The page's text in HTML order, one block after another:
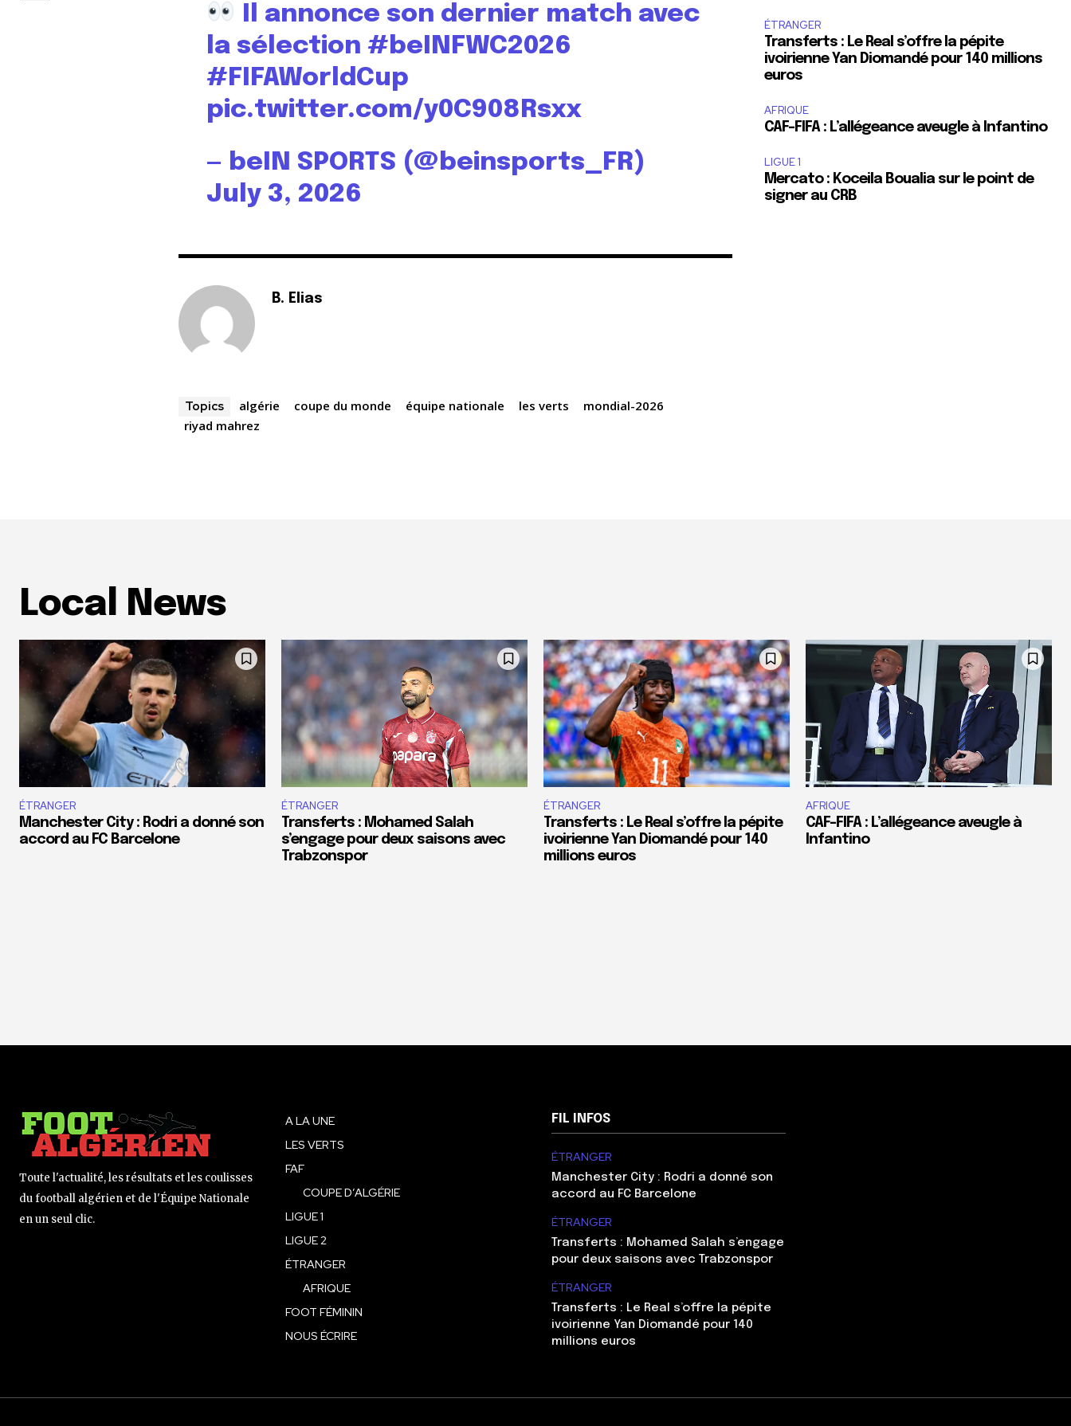
Il annonce son dernier match avec
la sélection #beINFWC2026
#FIFAWorldCup
pic.twitter.com/y0C908Rsxx
— beIN SPORTS (@beinsports_FR)
July 3, 2026
B. Elias
Topics algérie coupe du monde équipe nationale les verts
mondial-2026
riyad mahrez
ÉTRANGER
Transferts : Le Real s’offre la pépite
ivoirienne Yan Diomandé pour 140 millions
euros
AFRIQUE
CAF-FIFA : L’allégeance aveugle à Infantino
LIGUE 1
Mercato : Koceila Boualia sur le point de
signer au CRB
Local News
ÉTRANGER
Manchester City : Rodri a donné son
accord au FC Barcelone
ÉTRANGER
Transferts : Mohamed Salah
s’engage pour deux saisons avec
Trabzonspor
ÉTRANGER
Transferts : Le Real s’offre la pépite
ivoirienne Yan Diomandé pour 140
millions euros
AFRIQUE
CAF-FIFA : L’allégeance aveugle à
Infantino
Toute l'actualité, les résultats et les coulisses
du football algérien et de l'Équipe Nationale
en un seul clic.
A LA UNE
LES VERTS
FAF
COUPE D’ALGÉRIE
LIGUE 1
LIGUE 2
ÉTRANGER
AFRIQUE
FOOT FÉMININ
NOUS ÉCRIRE
FIL INFOS
ÉTRANGER
Manchester City : Rodri a donné son
accord au FC Barcelone
ÉTRANGER
Transferts : Mohamed Salah s’engage
pour deux saisons avec Trabzonspor
ÉTRANGER
Transferts : Le Real s’offre la pépite
ivoirienne Yan Diomandé pour 140
millions euros